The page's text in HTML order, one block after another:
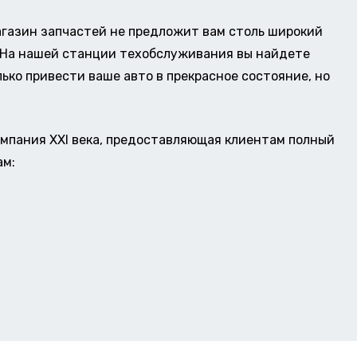
запчастей не предложит вам столь широкий
нашей станции техобслуживания вы найдете
привести ваше авто в прекрасное состояние, но
XXI века, предоставляющая клиентам полный